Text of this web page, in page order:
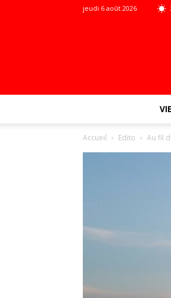
jeudi 6 août 2026
Accueil Edito Au fil